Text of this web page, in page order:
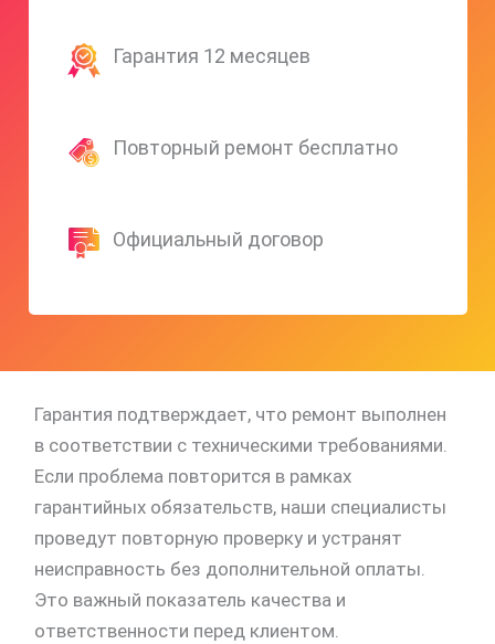
Гарантия 12 месяцев
Повторный ремонт бесплатно
Официальный договор
Гарантия подтверждает, что ремонт выполнен
в соответствии с техническими требованиями.
Если проблема повторится в рамках
гарантийных обязательств, наши специалисты
проведут повторную проверку и устранят
неисправность без дополнительной оплаты.
Это важный показатель качества и
ответственности перед клиентом.